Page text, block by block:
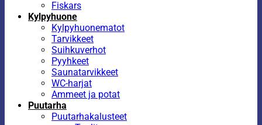
Fiskars
Kylpyhuone
Kylpyhuonematot
Tarvikkeet
Suihkuverhot
Pyyhkeet
Saunatarvikkeet
WC-harjat
Ammeet ja potat
Puutarha
Puutarhakalusteet